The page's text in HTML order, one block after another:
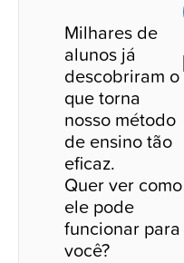
Milhares de
alunos já
descobriram o
que torna
nosso método
de ensino tão
eficaz.
Quer ver como
ele pode
funcionar para
você?